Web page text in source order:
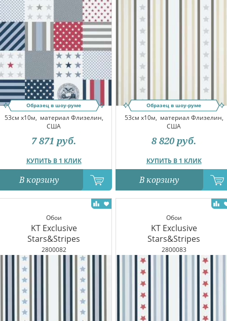
Образец в шоу-руме
53см x10м, материал Флизелин,
США
КУПИТЬ В 1 КЛИК
7 871 руб.
В корзину
Образец в шоу-руме
53см x10м, материал Флизелин,
США
КУПИТЬ В 1 КЛИК
8 820 руб.
В корзину
Обои
KT Exclusive
Stars&Stripes
2800082
Обои
KT Exclusive
Stars&Stripes
2800083